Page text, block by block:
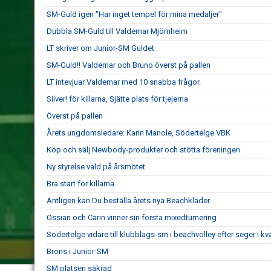
SM-Guld igen "Har inget tempel för mina medaljer"
Dubbla SM-Guld till Valdemar Mjörnheim
LT skriver om Junior-SM Guldet
SM-Guld!! Valdemar och Bruno överst på pallen
LT intevjuar Valdemar med 10 snabba frågor.
Silver! för killarna, Sjätte plats för tjejerna
Överst på pallen
Årets ungdomsledare: Karin Manole, Södertelge VBK
Köp och sälj Newbody-produkter och stötta föreningen
Ny styrelse vald på årsmötet
Bra start för killarna
Äntligen kan Du beställa årets nya Beachkläder
Ossian och Carin vinner sin första mixedturnering
Södertelge vidare till klubblags-sm i beachvolley efter seger i
Brons i Junior-SM
SM platsen säkrad